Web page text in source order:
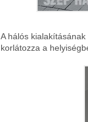
A hálós
korlátozza a